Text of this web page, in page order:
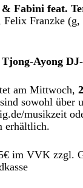
Fabini feat.
Franzke (g,
Ayong
am Mittwoch,
sowohl über
musikzeit
erhältlich.
im VVK zzgl.